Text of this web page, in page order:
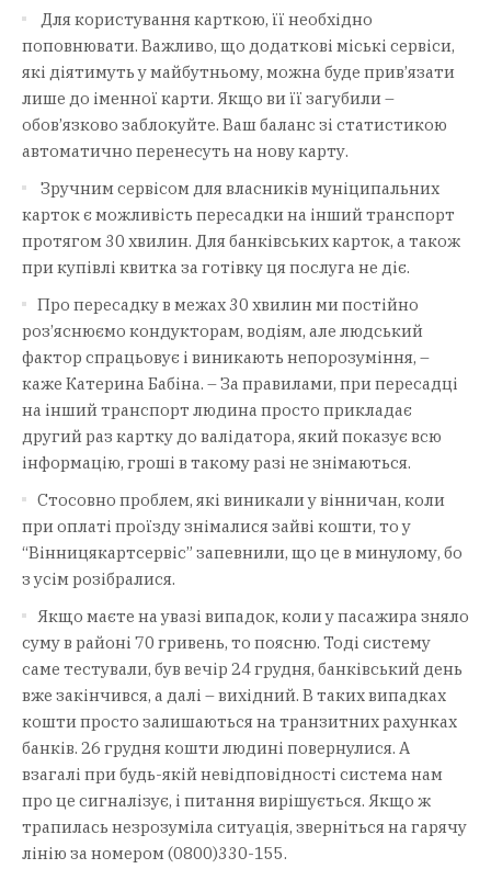
Для користування карткою, її необхідно
поповнювати. Важливо, що додаткові міські сервіси,
які діятимуть у майбутньому, можна буде прив’язати
лише до іменної карти. Якщо ви її загубили –
обов’язково заблокуйте. Ваш баланс зі статистикою
автоматично перенесуть на нову карту.
Зручним сервісом для власників муніципальних
карток є можливість пересадки на інший транспорт
протягом 30 хвилин. Для банківських карток, а також
при купівлі квитка за готівку ця послуга не діє.
Про пересадку в межах 30 хвилин ми постійно
роз’яснюємо кондукторам, водіям, але людський
фактор спрацьовує і виникають непорозуміння, –
каже Катерина Бабіна. – За правилами, при пересадці
на інший транспорт людина просто прикладає
другий раз картку до валідатора, який показує всю
інформацію, гроші в такому разі не знімаються.
Стосовно проблем, які виникали у вінничан, коли
при оплаті проїзду знімалися зайві кошти, то у
“Вінницякартсервіс” запевнили, що це в минулому, бо
з усім розібралися.
Якщо маєте на увазі випадок, коли у пасажира зняло
суму в районі 70 гривень, то поясню. Тоді систему
саме тестували, був вечір 24 грудня, банківський день
вже закінчився, а далі – вихідний. В таких випадках
кошти просто залишаються на транзитних рахунках
банків. 26 грудня кошти людині повернулися. А
взагалі при будь-якій невідповідності система нам
про це сигналізує, і питання вирішується. Якщо ж
трапилась незрозуміла ситуація, зверніться на гарячу
лінію за номером (0800)330-155.